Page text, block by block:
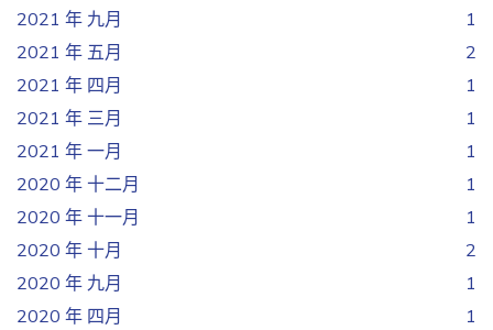
2021 年 九月
1
2021 年 五月
2
2021 年 四月
1
2021 年 三月
1
2021 年 一月
1
2020 年 十二月
1
2020 年 十一月
1
2020 年 十月
2
2020 年 九月
1
2020 年 四月
1